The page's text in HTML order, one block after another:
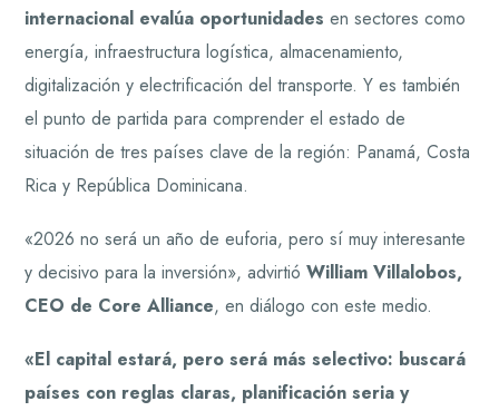
internacional evalúa oportunidades en sectores como
energía, infraestructura logística, almacenamiento,
digitalización y electrificación del transporte. Y es también
el punto de partida para comprender el estado de
situación de tres países clave de la región: Panamá, Costa
Rica y República Dominicana.
«2026 no será un año de euforia, pero sí muy interesante
y decisivo para la inversión», advirtióWilliam Villalobos,
CEO de Core Alliance, en diálogo con este medio.
«El capital estará, pero será más selectivo: buscará
países con reglas claras, planificación seria y